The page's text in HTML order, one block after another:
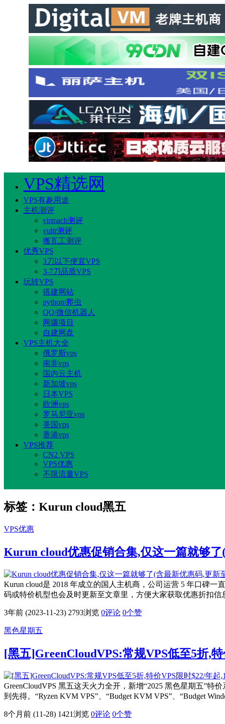
VPS精选网
VPS有趣用途
主机测评
virmach测评
vultr测评
搬瓦工测评
优秀VPS
3刀以下便宜VPS
3-7刀品质VPS
玩转VPS
搭建网站
python/爬虫
QQ/微信机器人
网赚项目
自建网盘
VPS主机大全
俄罗斯vps
南非vps
国内云主机
新加坡vps
日本VPS
欧洲vps
罗马尼亚vps
美国vps
香港vps
VPS推荐
CN2 VPS
VPS优惠
不限流量VPS
标签：Kurun cloud黑五
VPS优惠
Kurun cloud优惠促销合集,仅这一篇就够了
Kurun cloud是 2018 年成立的国人主机商，公司运营 5 年口碑
码或特价机型也会及时更新至文章里，方便大家获取优惠折
3年前 (2023-11-23) 2793浏览 0评论 0个赞
黑色星期五
[黑五]GreenCloudVPS:常规VPS低至5折,
GreenCloudVPS 黑五这天火力全开，新增“2025 黑色星期五”
到先得。“Ryzen KVM VPS”、“Budget KVM VPS”、“Budget
8个月前 (11-28) 1421浏览 0评论 0个赞